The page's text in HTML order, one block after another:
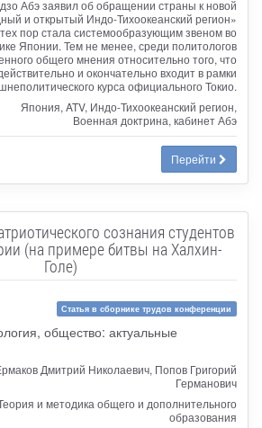
Абэ заявил об обращении страны к новой
и открытый Индо-Тихоокеанский регион»
тех пор стала системообразующим звеном во
Японии. Тем не менее, среди политологов
общего мнения относительно того, что
и окончательно входит в рамки
курса официального Токио.
Япония, ATV, Индо-Тихоокеанский регион,
Военная доктрина, кабинет Абэ
Перейти
сознания студентов
(на примере битвы на Халхин-
Голе)
Статья в сборнике трудов конференции
общество: актуальные
Дмитрий Николаевич, Попов Григорий
Германович
и методика общего и дополнительного
образования